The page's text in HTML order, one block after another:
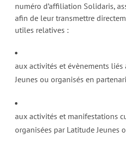
numéro d’affiliation Solidaris,
afin de leur transmettre
utiles relatives :
aux activités et évènements
Jeunes ou organisés en
aux activités et manifestations
organisées par Latitude Jeunes